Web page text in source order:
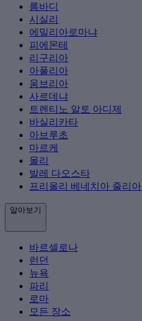
롬바디
시실리
에밀리아로마냐
피에몬테
리구리아
아풀리아
움브리아
사르데냐
트렌티노 알토 아디제
바실리카타
아브루초
마르케
몰리
발레 다오스타
프리올리 베네치아 줄리아
알아보기
바르셀로나
런던
뉴욕
파리
로마
모든 장소